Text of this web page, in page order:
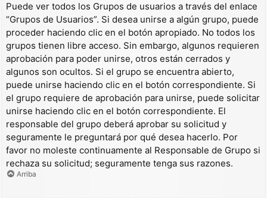
Puede ver todos los Grupos de usuarios a través del enlace
“Grupos de Usuarios”. Si desea unirse a algún grupo, puede
proceder haciendo clic en el botón apropiado. No todos los
grupos tienen libre acceso. Sin embargo, algunos requieren
aprobación para poder unirse, otros están cerrados y
algunos son ocultos. Si el grupo se encuentra abierto,
puede unirse haciendo clic en el botón correspondiente. Si
el grupo requiere de aprobación para unirse, puede solicitar
unirse haciendo clic en el botón correspondiente. El
responsable del grupo deberá aprobar su solicitud y
seguramente le preguntará por qué desea hacerlo. Por
favor no moleste continuamente al Responsable de Grupo si
rechaza su solicitud; seguramente tenga sus razones.
Arriba